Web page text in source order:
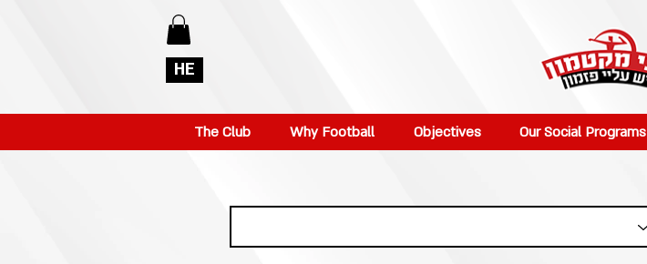
HE
The Club Why Football Objectives Our Social Programs